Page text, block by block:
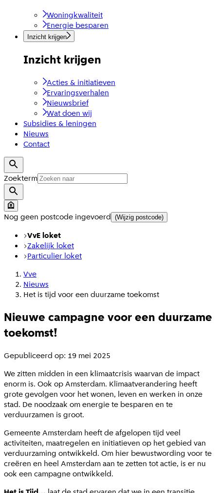
Woningkwaliteit
Energie besparen
Inzicht krijgen
Inzicht krijgen
Acties & initiatieven
Ervaringsverhalen
Nieuwsbrief
Wat doen wij
Subsidies & leningen
Nieuws
Contact
Zoekterm
Nog geen postcode ingevoerd (Wijzig postcode)
VvE loket
Zakelijk loket
Particulier loket
Vve
Nieuws
Het is tijd voor een duurzame toekomst
Nieuwe campagne voor een duurzame
toekomst!
Gepubliceerd op: 19 mei 2025
We zitten midden in een klimaatcrisis waarvan de impact
enorm is. Ook op Amsterdam. Klimaatverandering heeft
grote gevolgen voor het wonen, leven en werken in onze
stad. De noodzaak om energie te besparen en te
verduurzamen is groot.
Gemeente Amsterdam heeft de afgelopen tijd veel
activiteiten, maatregelen en initiatieven op het gebied van
verduurzaming ontwikkeld. Om hier bewustwording voor te
creëren en heel Amsterdam aan te zetten tot actie, is er nu
ook een campagne ontwikkeld.